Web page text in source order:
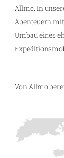
Allmo. In
Abenteuern
Umbau eines
Von Allmo